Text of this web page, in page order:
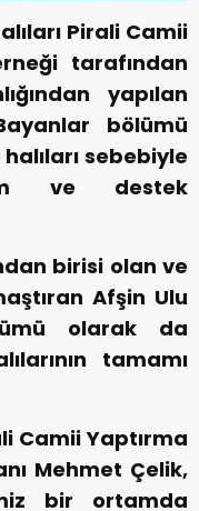
Pirali Camii
tarafından
yapılan
bölümü
sebebiyle
ve destek
birisi olan ve
Afşin Ulu
olarak da
tamamı
Camii Yaptırma
Mehmet Çelik,
bir ortamda